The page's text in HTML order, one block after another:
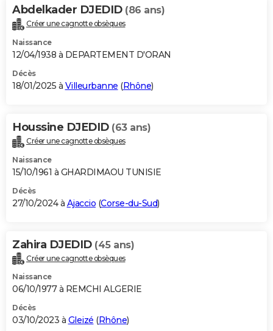
Bricolage
Lifestyle
Culture
Sport
Auto
Television
Voyage
Cinema
Abdelkader DJEDID (86 ans)
Créer une cagnotte obsèques
Naissance
12/04/1938 à DEPARTEMENT D'ORAN
Décès
18/01/2025 à Villeurbanne (Rhône)
Houssine DJEDID (63 ans)
Créer une cagnotte obsèques
Naissance
15/10/1961 à GHARDIMAOU TUNISIE
Décès
27/10/2024 à Ajaccio (Corse-du-Sud)
Zahira DJEDID (45 ans)
Créer une cagnotte obsèques
Naissance
06/10/1977 à REMCHI ALGERIE
Décès
03/10/2023 à Gleizé (Rhône)